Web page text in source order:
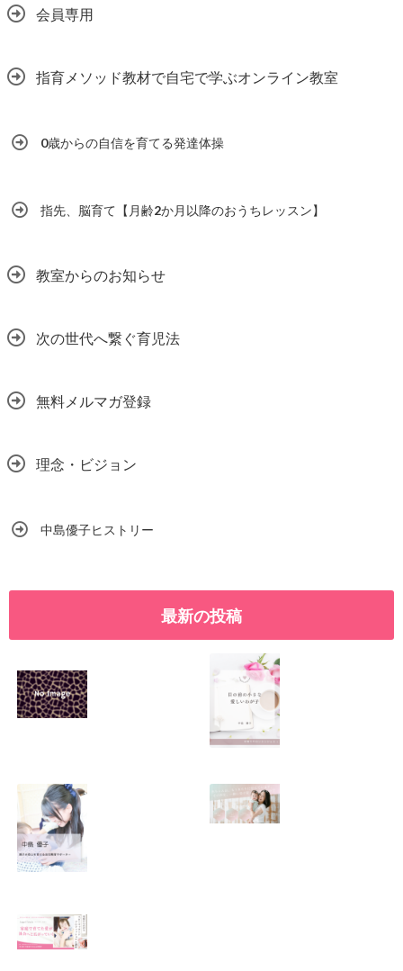
会員専用
指育メソッド教材で自宅で学ぶオンライン教室
0歳からの自信を育てる発達体操
指先、脳育て【月齢2か月以降のおうちレッスン】
教室からのお知らせ
次の世代へ繋ぐ育児法
無料メルマガ登録
理念・ビジョン
中島優子ヒストリー
最新の投稿
2026.01.11 2026.01.08
りますように
2026.01.06